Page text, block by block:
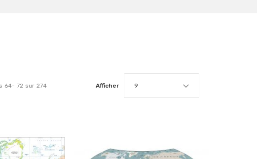
64- 72 sur 274 Afficher 9